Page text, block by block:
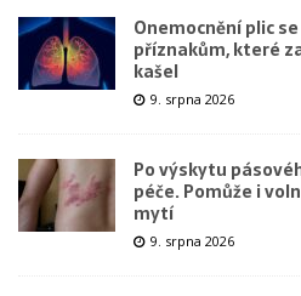
Onemocnění plic
příznakům, které
kašel
9. srpna 2026
Po výskytu
péče. Pomůže i
mytí
9. srpna 2026